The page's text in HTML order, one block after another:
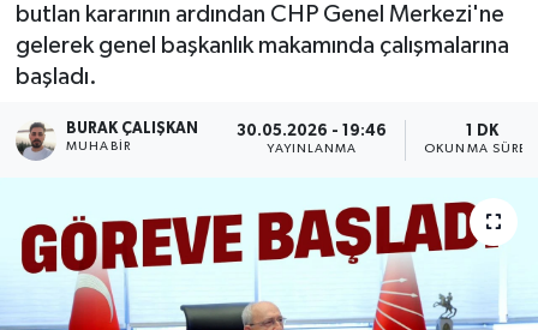
butlan kararının ardından CHP Genel Merkezi'ne
gelerek genel başkanlık makamında çalışmalarına
başladı.
BURAK ÇALIŞKAN
MUHABIR
30.05.2026 - 19:46
YAYINLANMA
1 DK
OKUNMA
Son Dakika Haberleri
Haber Arşivi